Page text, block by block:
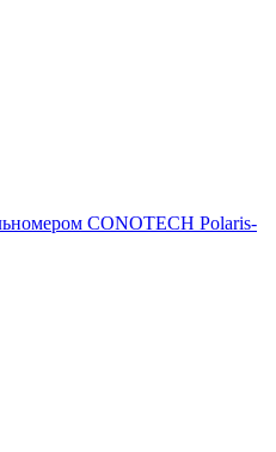
CONOTECH Polaris-